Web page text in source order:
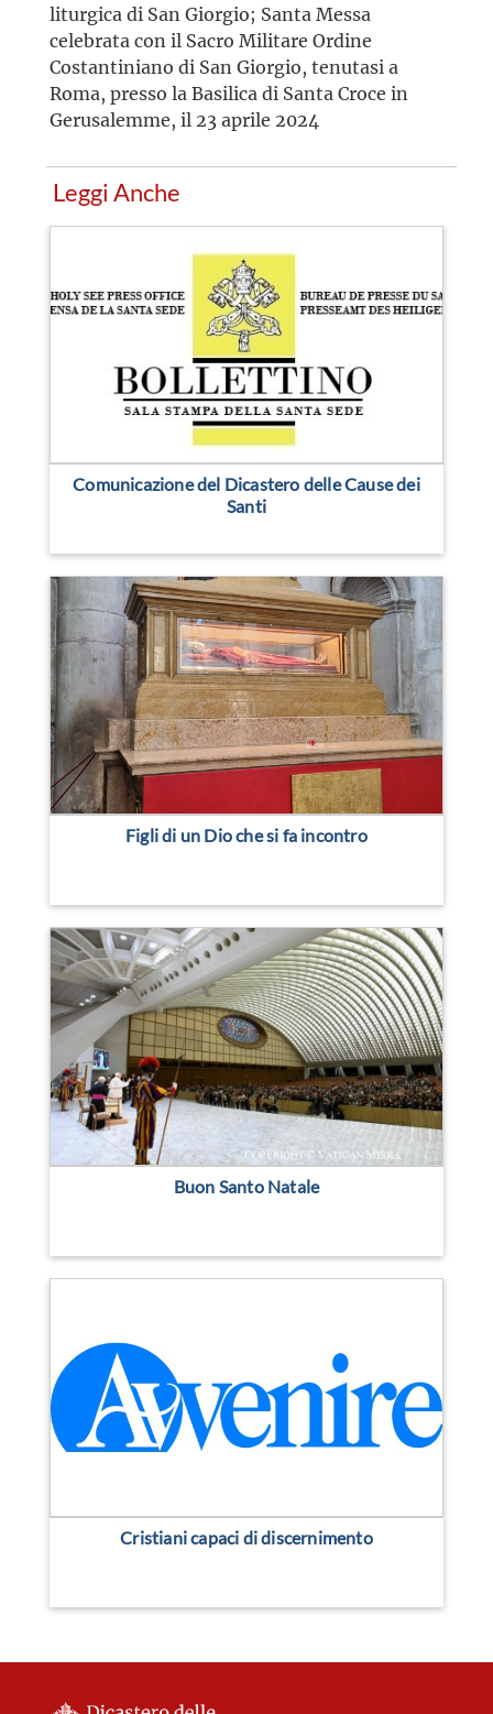
liturgica di San Giorgio; Santa Messa
celebrata con il Sacro Militare Ordine
Costantiniano di San Giorgio, tenutasi a
Roma, presso la Basilica di Santa Croce in
Gerusalemme, il 23 aprile 2024
Leggi Anche
Comunicazione del Dicastero delle Cause dei
Santi
Figli di un Dio che si fa incontro
Buon Santo Natale
Cristiani capaci di discernimento